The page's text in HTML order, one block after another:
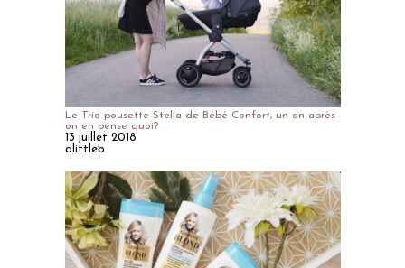
Le Trio-pousette Stella de Bébé Confort, un an après
on en pense quoi?
13 juillet 2018
alittleb